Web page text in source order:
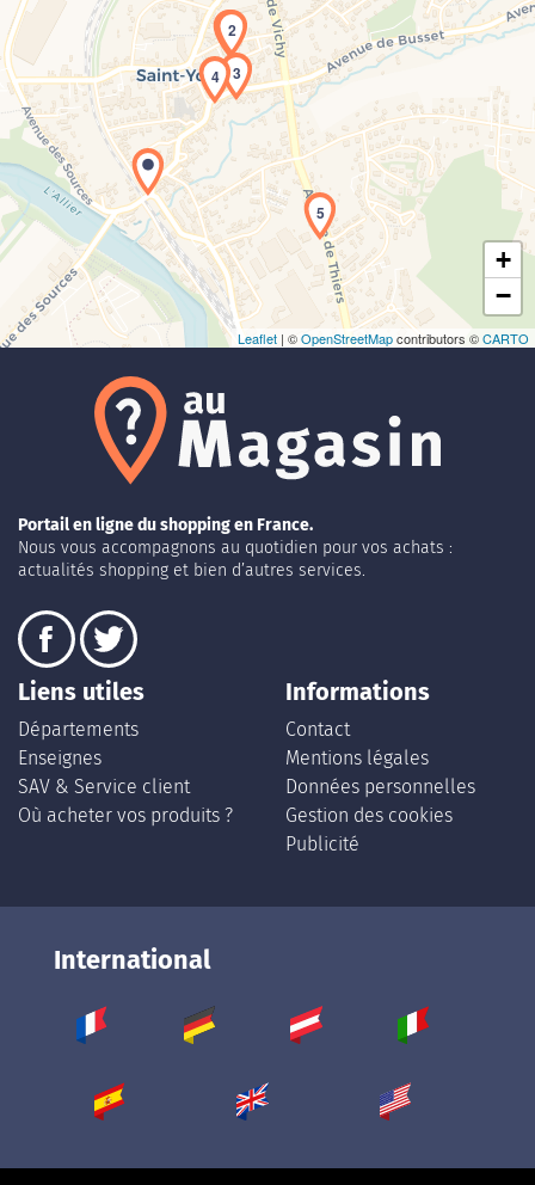
Chargement de la carte en cours...
1
2
3
4
5
+
−
Leaflet | ©OpenStreetMapcontributors ©CARTO
Portail en ligne du shopping en France.
Nous vous accompagnons au quotidien pour vos achats :
actualités shopping et bien d’autres services.
Liens utiles
Départements
Enseignes
SAV & Service client
Où acheter vos produits ?
Informations
Contact
Mentions légales
Données personnelles
Gestion des cookies
Publicité
International